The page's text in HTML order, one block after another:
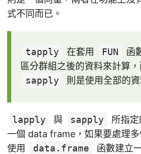
式不同而已。
tapply 在套用 FUN
函
區分群組之後的資料來計算，
sapply
則是使用全部的
lapply 與 sapply
所指
一個 data frame，如果要處理
使用
data.frame 函數建立